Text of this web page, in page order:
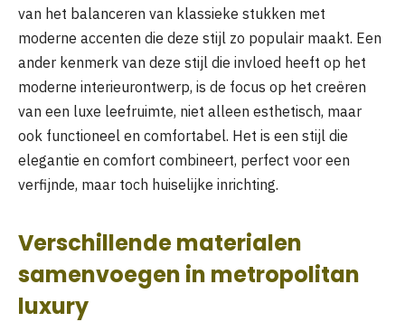
van het balanceren van klassieke stukken met
moderne accenten die deze stijl zo populair maakt. Een
ander kenmerk van deze stijl die invloed heeft op het
moderne interieurontwerp, is de focus op het creëren
van een luxe leefruimte, niet alleen esthetisch, maar
ook functioneel en comfortabel. Het is een stijl die
elegantie en comfort combineert, perfect voor een
verfijnde, maar toch huiselijke inrichting.
Verschillende materialen
samenvoegen in metropolitan
luxury